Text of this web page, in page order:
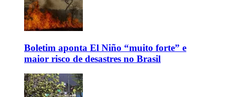
Boletim aponta El Niño “muito forte” e
maior risco de desastres no Brasil